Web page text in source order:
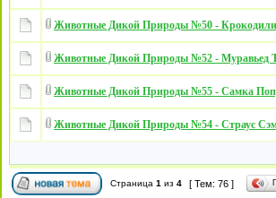
Животные Дикой Природы №50 -
Животные Дикой Природы №52 - Муравьед
Животные Дикой Природы №55 - Самка
Животные Дикой Природы №54 - Страус
Страница 1 из 4 [ Тем: 76 ]